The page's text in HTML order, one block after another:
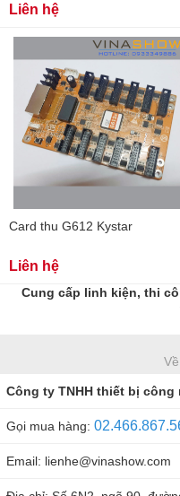
Liên hệ
Card thu G612 Kystar
Liên hệ
Cung cấp linh kiện, thi
Công ty TNHH thiết bị công
Gọi mua hàng:
Email: lienhe@vinashow.com